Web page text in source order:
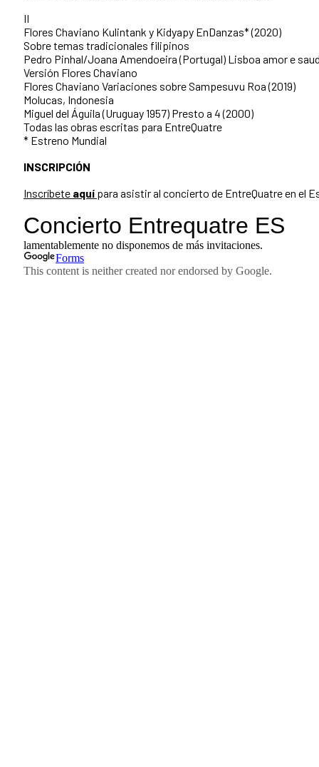
II
Flores Chaviano Kulintank y Kidyapy EnDanzas* (2020)
Sobre temas tradicionales filipinos
Pedro Pinhal/Joana Amendoeira (Portugal) Lisboa amor e
Versión Flores Chaviano
Flores Chaviano Variaciones sobre Sampesuvu Roa (2019)
Molucas, Indonesia
Miguel del Águila (Uruguay 1957) Presto a 4 (2000)
Todas las obras escritas para EntreQuatre
* Estreno Mundial
INSCRIPCIÓN
Inscríbete aquí para asistir al concierto de EntreQuatre en el